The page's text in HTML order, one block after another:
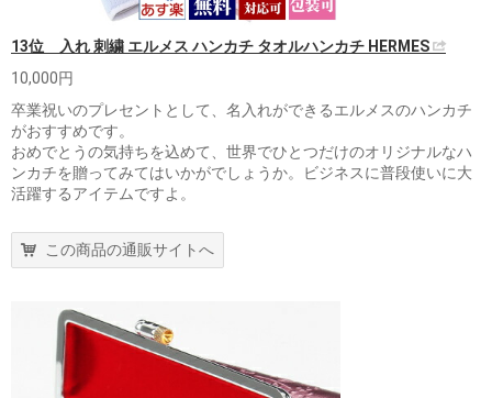
13位 入れ 刺繍 エルメス ハンカチ タオルハンカチ HERMES
10,000円
卒業祝いのプレセントとして、名入れができるエルメスのハンカチ
がおすすめです。
おめでとうの気持ちを込めて、世界でひとつだけのオリジナルなハ
ンカチを贈ってみてはいかがでしょうか。ビジネスに普段使いに大
活躍するアイテムですよ。
この商品の通販サイトへ